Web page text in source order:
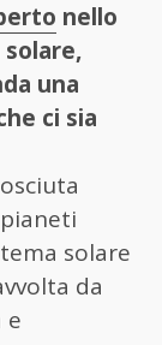
nello
una
ci sia
solare
da
e